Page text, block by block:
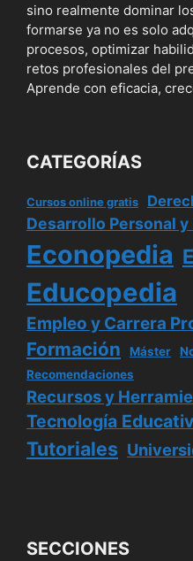
sino realmente dominar
formarse ya no es solo
procesos, optimizar
retos profesionales del
Aprende con eficacia,
CATEGORÍAS
Cursos online gratis
Desarrollo Personal
Econopedia
Educopedia
Empleo y Carrera
Formación Máster
Recomendaciones
Recursos y
Tecnología
Tutoriales
SECCIONES